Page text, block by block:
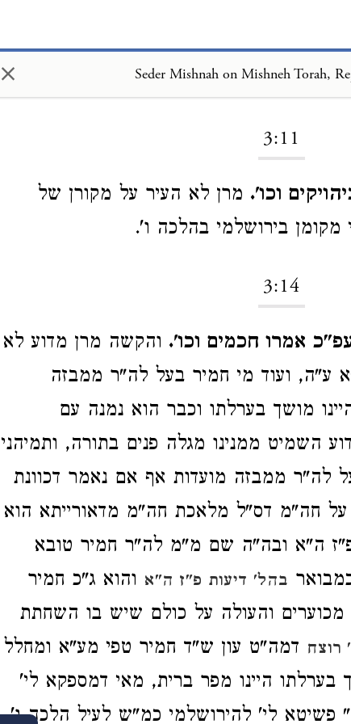
× Seder Mishnah on Mishneh Torah,
3:11
וכו'. מרן לא העיר על מקורן של
בירושלמי בהלכה ו'.
3:14
אמרו חכמים וכו'. והקשה מרן מדוע לא
ע"ה, ועוד מי חמיר בעל לה"ר ממבזה
מושך בערלתו וכבר הוא נמנה עם
השמיט ממנינו מגלה פנים בתורה, ותמיהני
לה"ר ממבזה מועדות אף אם נאמר דכוונת
על חה"מ דס"ל מלאכת חה"מ מדאורייתא הוא
ה"א ובה"ה שם מ"מ לה"ר חמיר טובא
בהל' דיעות פ"ז ה"א והוא ג"כ חמיר
מכוערים והעולה על כולם שיש בו השחתת
רוצח דמה"ט עון ש"ד חמיר טפי מע"א ומחלל
היינו מפר ברית, מאי דמספקא לי'
פשיטא לי' להירושלמי כמ"ש לעיל הלכה ו'